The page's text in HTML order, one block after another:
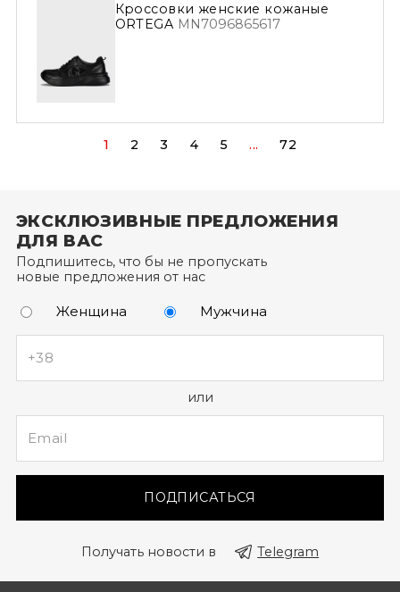
Кроссовки женские кожаные
ORTEGA MN7096865617
1 2 3 4 5 ... 72
ЭКСКЛЮЗИВНЫЕ ПРЕДЛОЖЕНИЯ
ДЛЯ ВАС
Подпишитесь, что бы не пропускать
новые предложения от нас
Женщина Мужчина
или
ПОДПИСАТЬСЯ
Получать новости в Telegram